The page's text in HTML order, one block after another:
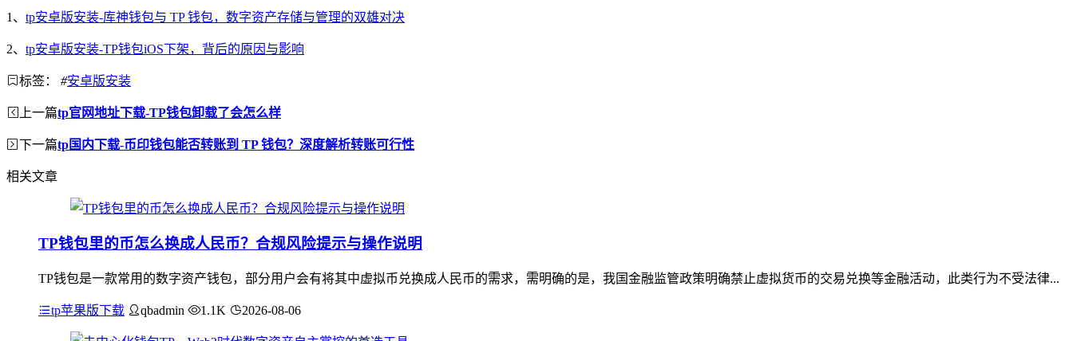
1、 tp安卓版安装-库神钱包与 TP 钱包，数字资产存储与管理的双雄对决
2、 tp安卓版安装-TP钱包iOS下架，背后的原因与影响
标签： #安卓版安装
上一篇tp官网地址下载-TP钱包卸载了会怎么样
下一篇tp国内下载-币印钱包能否转账到 TP 钱包？深度解析转账可行性
相关文章
TP钱包里的币怎么换成人民币？合规风险提示与操作说明
TP钱包是一款常用的数字资产钱包，部分用户会有将其中虚拟币兑换成人民币的需求，需明确的是，我国金融监管政策明确禁止虚拟货币的交易兑换等金融活动，此类行为不受法律...
tp苹果版下载 qbadmin 1.1K 2026-08-06